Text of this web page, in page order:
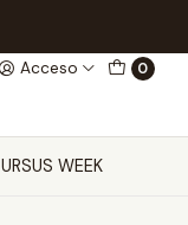
Acceso 0
URSUS WEEK